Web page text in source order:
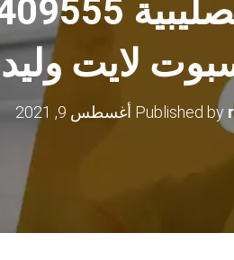
لايت
Published by أغسطس 9, 2021